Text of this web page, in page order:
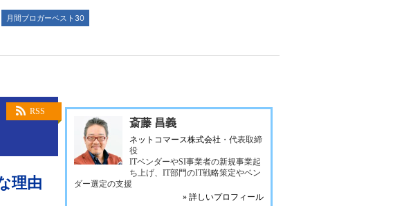
月間ブロガーベスト30
RSS
理由
斎藤 昌義
ネットコマース株式会社 ・代表取締
役
ITベンダーやSI事業者の新規事業起
ち上げ、IT部門のIT戦略策定やベン
ダー選定の支援
» 詳しいプロフィール